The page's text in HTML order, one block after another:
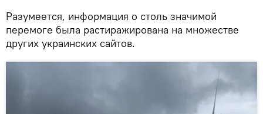
Разумеется, информация о столь значимой
перемоге была растиражирована на множестве
других украинских сайтов.